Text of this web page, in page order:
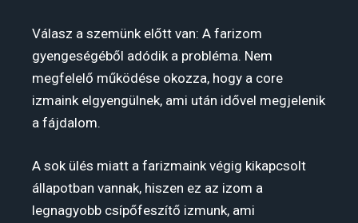
Válasz a szemünk előtt van: A farizom
gyengeségéből adódik a probléma. Nem
megfelelő működése okozza, hogy a core
izmaink elgyengülnek, ami után idővel megjelenik
a fájdalom.
A sok ülés miatt a farizmaink végig kikapcsolt
állapotban vannak, hiszen ez az izom a
legnagyobb csípőfeszítő izmunk, ami